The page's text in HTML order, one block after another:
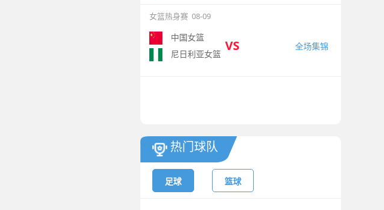
女篮热身赛 08-09
中国女篮
尼日利亚女篮 VS 全场集锦
热门球队
足球 篮球